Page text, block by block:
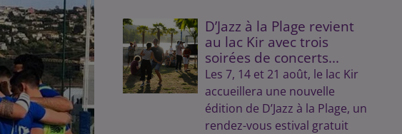
D’Jazz à la Plage revient
au lac Kir avec trois
soirées de concerts...
Les 7, 14 et 21 août, le lac Kir
accueillera une nouvelle
édition de D’Jazz à la Plage, un
rendez-vous estival gratuit